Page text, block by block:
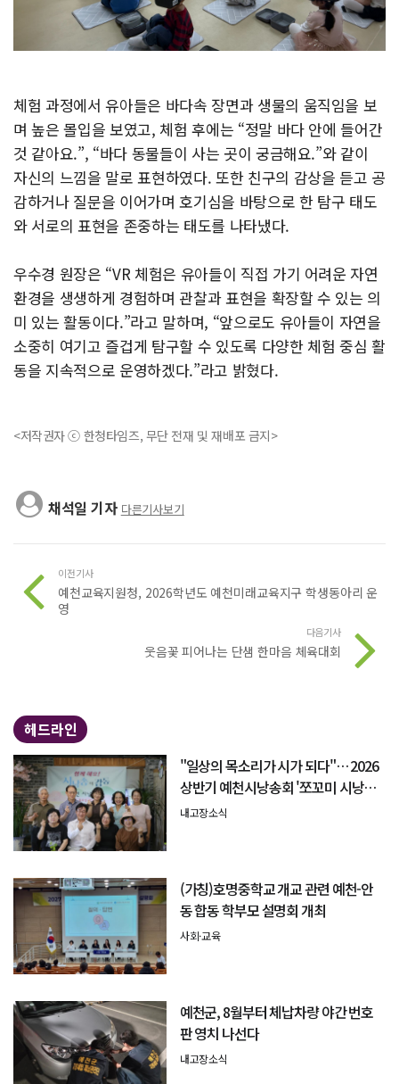
체험 과정에서 유아들은 바다속 장면과 생물의 움직임을 보
며 높은 몰입을 보였고, 체험 후에는 “정말 바다 안에 들어간
것 같아요.”, “바다 동물들이 사는 곳이 궁금해요.”와 같이
자신의 느낌을 말로 표현하였다. 또한 친구의 감상을 듣고 공
감하거나 질문을 이어가며 호기심을 바탕으로 한 탐구 태도
와 서로의 표현을 존중하는 태도를 나타냈다.
우수경 원장은 “VR 체험은 유아들이 직접 가기 어려운 자연
환경을 생생하게 경험하며 관찰과 표현을 확장할 수 있는 의
미 있는 활동이다.”라고 말하며, “앞으로도 유아들이 자연을
소중히 여기고 즐겁게 탐구할 수 있도록 다양한 체험 중심 활
동을 지속적으로 운영하겠다.”라고 밝혔다.
<저작권자 ⓒ 한청타임즈, 무단 전재 및 재배포 금지>
채석일 기자 다른기사보기
이전기사
예천교육지원청, 2026학년도 예천미래교육지구 학생동아리 운
영
다음기사
웃음꽃 피어나는 단샘 한마음 체육대회
헤드라인
"일상의 목소리가 시가 되다"… 2026
상반기 예천시낭송회 '쪼꼬미 시낭송
회' 성료
내고장소식
(가칭)호명중학교 개교 관련 예천-안
동 합동 학부모 설명회 개최
사회·교육
예천군, 8월부터 체납차량 야간 번호
판 영치 나선다
내고장소식